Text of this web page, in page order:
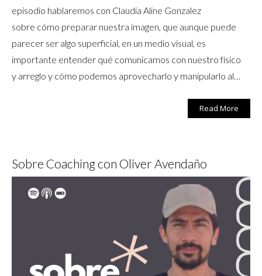
episodio hablaremos con Claudia Aline Gonzalez
sobre cómo preparar nuestra imagen, que aunque puede
parecer ser algo superficial, en un medio visual, es
importante entender qué comunicamos con nuestro físico
y arreglo y cómo podemos aprovecharlo y manipularlo al…
Read More
Sobre Coaching con Oliver Avendaño